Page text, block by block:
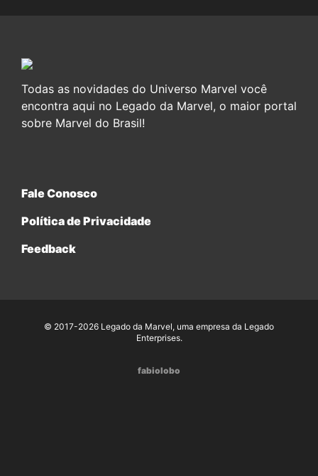
Todas as novidades do Universo Marvel você
encontra aqui no Legado da Marvel, o maior portal
sobre Marvel do Brasil!
Fale Conosco
Política de Privacidade
Feedback
© 2017-2026 Legado da Marvel, uma empresa da Legado
Enterprises.
fabiolobo